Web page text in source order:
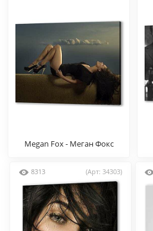
Megan Fox - Меган Фокс
8313 (Арт: 34303)